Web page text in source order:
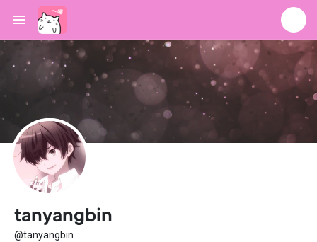
tanyangbin
@tanyangbin